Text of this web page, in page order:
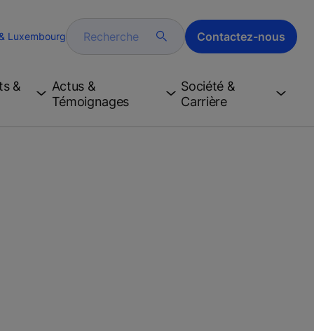
Luxembourg Recherche Contactez-nous
&
Actus &
Témoignages
Société &
Carrière